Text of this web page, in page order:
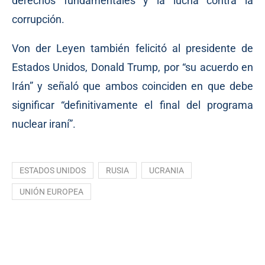
corrupción.
Von der Leyen también felicitó al presidente de
Estados Unidos, Donald Trump, por “su acuerdo en
Irán” y señaló que ambos coinciden en que debe
significar “definitivamente el final del programa
nuclear iraní”.
ESTADOS UNIDOS RUSIA UCRANIA
UNIÓN EUROPEA